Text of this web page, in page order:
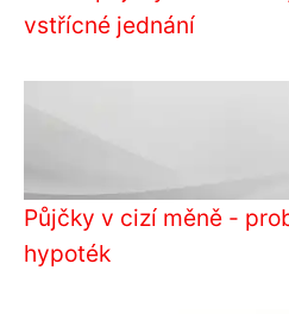
vstřícné jednání
Půjčky v cizí měně -
hypoték